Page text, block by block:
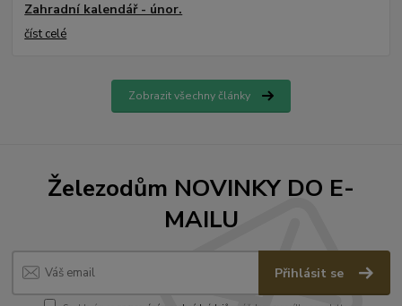
Zahradní kalendář - únor.
číst celé
Zobrazit všechny články
Železodům NOVINKY DO E-
MAILU
Přihlásit se